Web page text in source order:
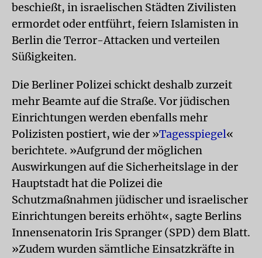
beschießt, in israelischen Städten Zivilisten
ermordet oder entführt, feiern Islamisten in
Berlin die Terror-Attacken und verteilen
Süßigkeiten.
Die Berliner Polizei schickt deshalb zurzeit
mehr Beamte auf die Straße. Vor jüdischen
Einrichtungen werden ebenfalls mehr
Polizisten postiert, wie der »Tagesspiegel«
berichtete. »Aufgrund der möglichen
Auswirkungen auf die Sicherheitslage in der
Hauptstadt hat die Polizei die
Schutzmaßnahmen jüdischer und israelischer
Einrichtungen bereits erhöht«, sagte Berlins
Innensenatorin Iris Spranger (SPD) dem Blatt.
»Zudem wurden sämtliche Einsatzkräfte in